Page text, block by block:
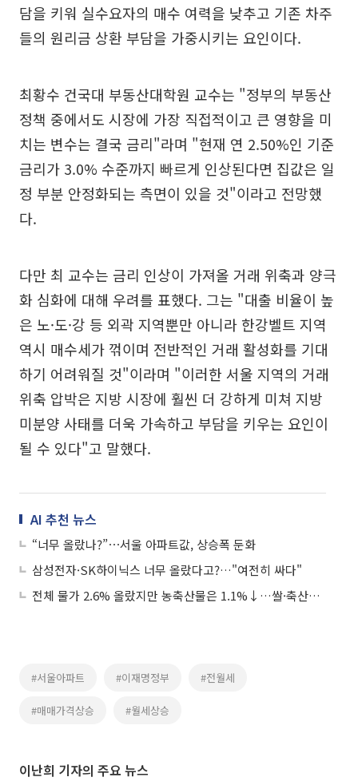
담을 키워 실수요자의 매수 여력을 낮추고 기존 차주
들의 원리금 상환 부담을 가중시키는 요인이다.
최황수 건국대 부동산대학원 교수는 "정부의 부동산
정책 중에서도 시장에 가장 직접적이고 큰 영향을 미
치는 변수는 결국 금리"라며 "현재 연 2.50%인 기준
금리가 3.0% 수준까지 빠르게 인상된다면 집값은 일
정 부분 안정화되는 측면이 있을 것"이라고 전망했
다.
다만 최 교수는 금리 인상이 가져올 거래 위축과 양극
화 심화에 대해 우려를 표했다. 그는 "대출 비율이 높
은 노·도·강 등 외곽 지역뿐만 아니라 한강벨트 지역
역시 매수세가 꺾이며 전반적인 거래 활성화를 기대
하기 어려워질 것"이라며 "이러한 서울 지역의 거래
위축 압박은 지방 시장에 훨씬 더 강하게 미쳐 지방
미분양 사태를 더욱 가속하고 부담을 키우는 요인이
될 수 있다"고 말했다.
AI 추천 뉴스
“너무 올랐나?”⋯서울 아파트값, 상승폭 둔화
삼성전자·SK하이닉스 너무 올랐다고?…"여전히 싸다"
전체 물가 2.6% 올랐지만 농축산물은 1.1%↓…쌀·축산물은 불안
#서울아파트 #이재명정부 #전월세
#매매가격상승 #월세상승
이난희 기자의 주요 뉴스